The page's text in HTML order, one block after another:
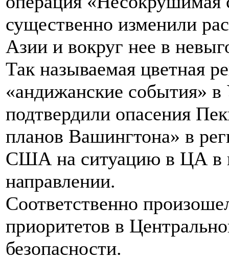
существенно изменили
Азии и вокруг нее в
Так называемая цветная
«андижанские события»
подтвердили опасения
планов Вашингтона» в
США на ситуацию в ЦА в
направлении.
Соответственно
приоритетов в
безопасности.